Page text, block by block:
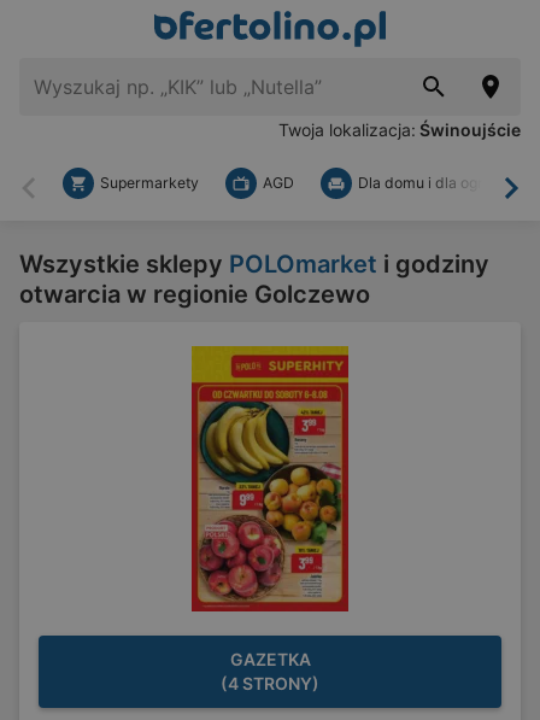
Twoja lokalizacja: Świnoujście
Wstecz
Supermarkety AGD Dla domu i dla ogrodu
Wszystkie sklepy POLOmarket i godziny
otwarcia w regionie Golczewo
GAZETKA
(4 STRONY)